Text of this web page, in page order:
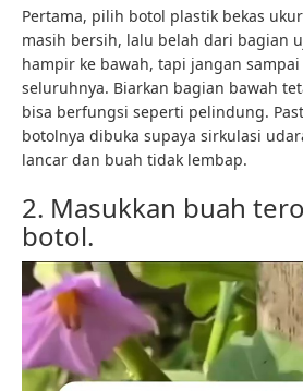
Pertama, pilih botol plastik bekas
masih bersih, lalu belah dari bagian
hampir ke bawah, tapi jangan
seluruhnya. Biarkan bagian bawah
bisa berfungsi seperti pelindung.
botolnya dibuka supaya sirkulasi
lancar dan buah tidak lembap.
2. Masukkan buah
botol.